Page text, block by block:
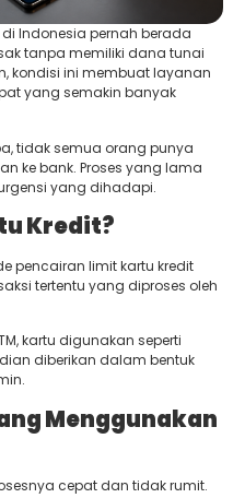
di Indonesia pernah berada
tanpa memiliki dana tunai
kondisi ini membuat layanan
yang semakin banyak
tidak semua orang punya
ke bank. Proses yang lama
yang dihadapi.
Kredit?
pencairan limit kartu kredit
tertentu yang diproses oleh
kartu digunakan seperti
diberikan dalam bentuk
Menggunakan
cepat dan tidak rumit.